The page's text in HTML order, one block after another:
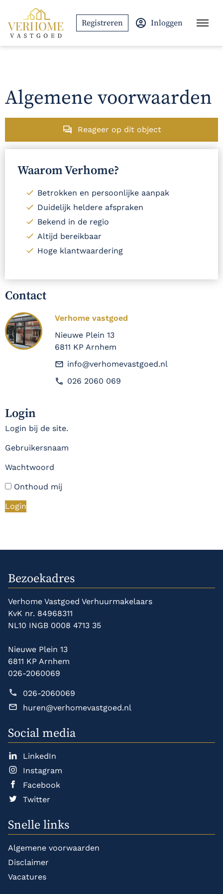
Registreren Inloggen
Algemene voorwaarden
Reageer op dit object
Waarom Verhome?
Betrokken en persoonlijke aanpak
Duidelijk heldere afspraken
Bekend in de regio
Altijd bereikbaar
Hoge klantwaardering
Contact
Verhome vastgoed
Nieuwe Plein 13
6811 KP Arnhem
info@verhomevastgoed.nl
026 2060 069
Login
Login bij de site.
Gebruikersnaam
Wachtwoord
Onthoud mij
Bezoekadres
Verhome Vastgoed Verhuurmakelaars
KvK nr. 84968311
NL10 INGB 0008 4713 35
Nieuwe Plein 13
6811 KP Arnhem
026-2060069
026-2060069
huren@verhomevastgoed.nl
Social media
LinkedIn
Instagram
Facebook
Twitter
Snelle links
Algemene voorwaarden
Disclaimer
Vacatures